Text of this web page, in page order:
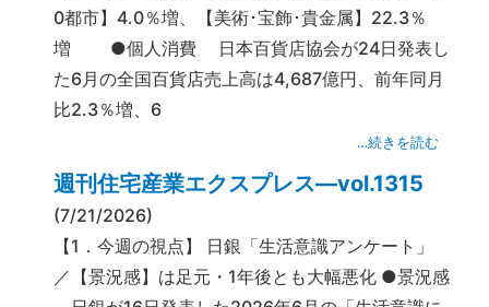
0都市】4.0％増、【美術･宝飾･貴金属】22.3％
増 ●個人消費 日本百貨店協会が24日発表し
た6月の全国百貨店売上高は4,687億円、前年同月
比2.3％増、6
…続きを読む
週刊住宅産業エクスプレス―vol.1315
(7/21/2026)
【1．今週の視点】 日銀「生活意識アンケート」
／【景況感】は足元・1年後とも大幅悪化 ●景況感